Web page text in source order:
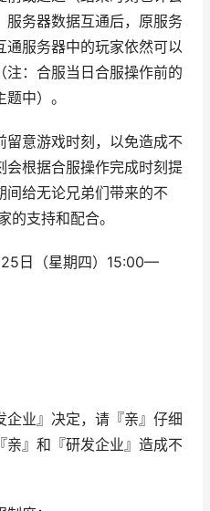
服务器数据互通后，原服务
服务器中的玩家依然可以
注：合服当日合服操作前的
中）。
意游戏时刻，以免造成不
根据合服操作完成时刻提
间给无论兄弟们带来的不
的支持和配合。
25日（星期四）15:00—
业』决定，请『亲』仔细
亲』和『研发企业』造成不